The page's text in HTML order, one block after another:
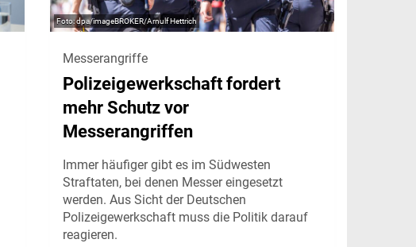
dpa/imageBROKER/Arnulf Hettrich
Messerangriffe
Polizeigewerkschaft fordert
mehr Schutz vor
Messerangriffen
Immer häufiger gibt es im Südwesten
Straftaten, bei denen Messer eingesetzt
werden. Aus Sicht der Deutschen
Polizeigewerkschaft muss die Politik darauf
reagieren.